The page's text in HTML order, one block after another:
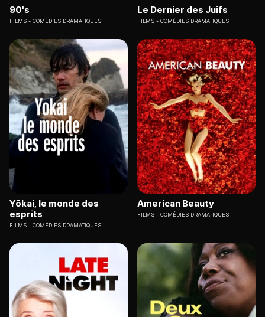
90's
FILMS COMÉDIES DRAMATIQUES
Le Dernier des Juifs
FILMS COMÉDIES DRAMATIQUES
Yōkai, le monde des
esprits
FILMS COMÉDIES DRAMATIQUES
American Beauty
FILMS COMÉDIES DRAMATIQUES